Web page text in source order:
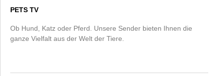
PETS TV
Ob Hund, Katz oder Pferd. Unsere Sender bieten Ihnen die
ganze Vielfalt aus der Welt der Tiere.